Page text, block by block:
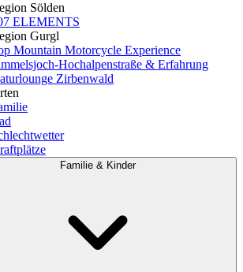
Sölden
ELEMENTS
Gurgl
Mountain Motorcycle Experience
Hochalpenstraße & Erfahrung
Zirbenwald
Familie & Kinder